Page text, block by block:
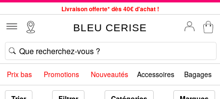
Service client à votre écoute au 04 66 35 94 97
Commande avant 12h expédiée le jour même, du lundi au vendredi
Bon shopping chez BLEU CERISE !
Jusqu'à -75% sur le site du 29/07 au 27/08
Samsonite, Delsey, American Tourister, Little Marcel à Prix Bas
Livraison offerte* dès 40€ d'achat !
BLEU CERISE
Prix bas Promotions Nouveautés Accessoires Bagages